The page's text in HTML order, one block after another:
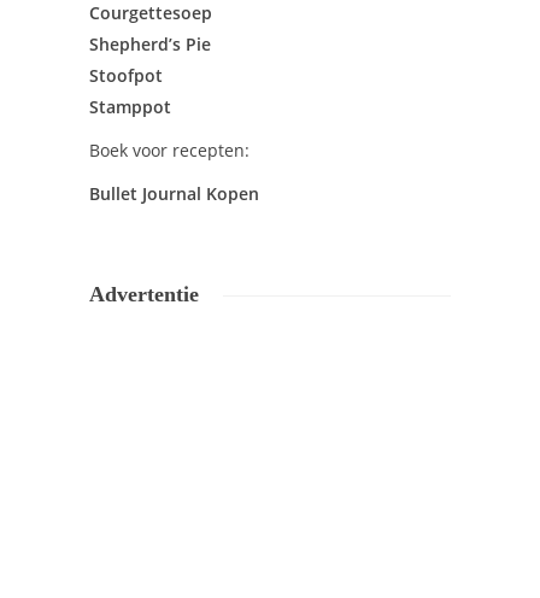
Courgettesoep
Shepherd’s Pie
Stoofpot
Stamppot
Boek voor recepten:
Bullet Journal Kopen
Advertentie